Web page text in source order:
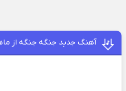
آهنگ جدید جنگه جنگه از